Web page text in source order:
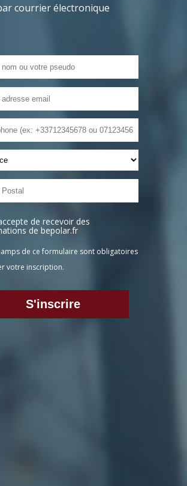
courrier électronique
de recevoir des
de bepolar.fr
de ce formulaire sont obligatoires
votre inscription.